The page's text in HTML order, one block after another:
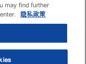
may find further
隐私政策